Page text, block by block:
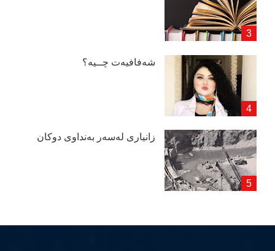
شەفافیەت چــیە؟
زانیاری لەسەر بەنداوی دوكان